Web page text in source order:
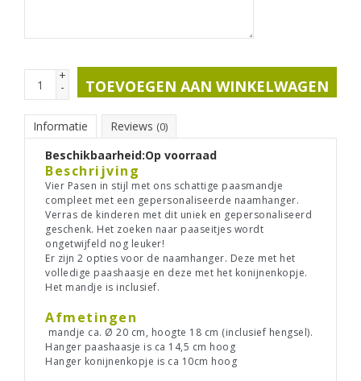
+
- TOEVOEGEN AAN WINKELWAGEN
Informatie Reviews (0)
Beschikbaarheid:Op voorraad
Beschrijving
Vier Pasen in stijl met ons schattige paasmandje
compleet met een gepersonaliseerde naamhanger.
Verras de kinderen met dit uniek en gepersonaliseerd
geschenk. Het zoeken naar paaseitjes wordt
ongetwijfeld nog leuker!
Er zijn 2 opties voor de naamhanger. Deze met het
volledige paashaasje en deze met het konijnenkopje.
Het mandje is inclusief.
Afmetingen
mandje ca. Ø 20 cm, hoogte 18 cm (inclusief hengsel).
Hanger paashaasje is ca 14,5 cm hoog
Hanger konijnenkopje is ca 10cm hoog